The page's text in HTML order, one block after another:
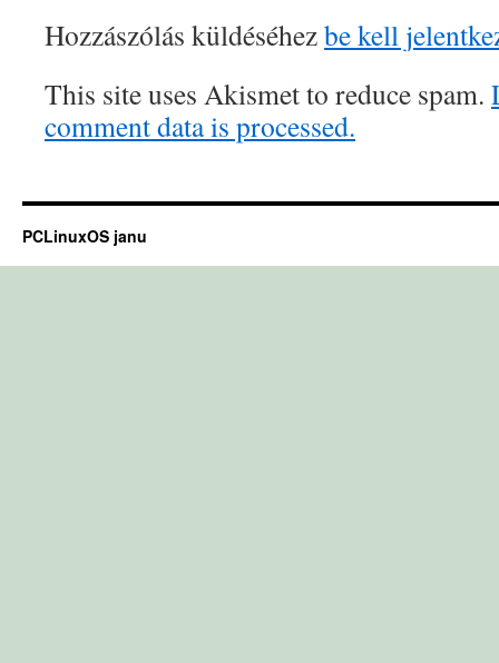
Hozzászólás küldéséhezbe kell
This site uses Akismet to reduce spam.
comment data is processed.
PCLinuxOS janu